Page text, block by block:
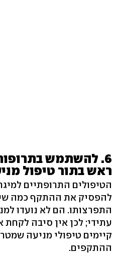
6. להשתמש
ראש בתור טיפול
הטיפולים התרופתיים
להפסיק את ההתקף כמה
התפרצותו. הם לא נועדו
עתידי; לכן אין סיבה לקחת
קיימים טיפולי מניעה
ההתקפים.